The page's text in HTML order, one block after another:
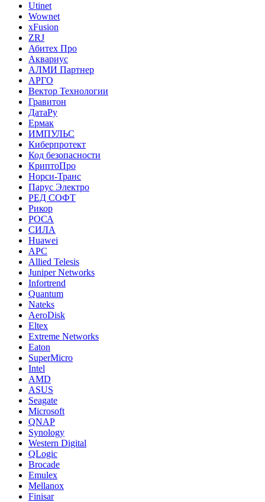
Utinet
Wownet
xFusion
ZRJ
Абитех Про
Аквариус
АЛМИ Партнер
АРГО
Вектор Технологии
Гравитон
ДатаРу
Ермак
ИМПУЛЬС
Киберпротект
Код безопасности
КриптоПро
Норси-Транс
Парус Электро
РЕД СОФТ
Рикор
РОСА
СИЛА
Huawei
APC
Allied Telesis
Juniper Networks
Infortrend
Quantum
Nateks
AeroDisk
Eltex
Extreme Networks
Eaton
SuperMicro
Intel
AMD
ASUS
Seagate
Microsoft
QNAP
Synology
Western Digital
QLogic
Brocade
Emulex
Mellanox
Finisar